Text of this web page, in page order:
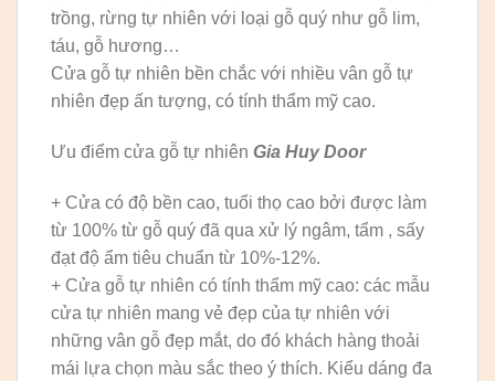
trồng, rừng tự nhiên với loại gỗ quý như gỗ lim,
táu, gỗ hương…
Cửa gỗ tự nhiên bền chắc với nhiều vân gỗ tự
nhiên đẹp ấn tượng, có tính thẩm mỹ cao.
Ưu điểm cửa gỗ tự nhiên Gia Huy Door
+ Cửa có độ bền cao, tuổi thọ cao bởi được làm
từ 100% từ gỗ quý đã qua xử lý ngâm, tẩm , sấy
đạt độ ẩm tiêu chuẩn từ 10%-12%.
+ Cửa gỗ tự nhiên có tính thẩm mỹ cao: các mẫu
cửa tự nhiên mang vẻ đẹp của tự nhiên với
những vân gỗ đẹp mắt, do đó khách hàng thoải
mái lựa chọn màu sắc theo ý thích. Kiểu dáng đa